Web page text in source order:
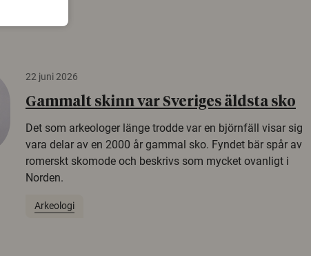
22 juni 2026
Gammalt skinn var Sveriges äldsta sko
Det som arkeologer länge trodde var en björnfäll visar sig
vara delar av en 2000 år gammal sko. Fyndet bär spår av
romerskt skomode och beskrivs som mycket ovanligt i
Norden.
Arkeologi